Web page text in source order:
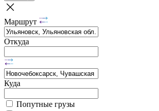
Маршрут
Откуда
Куда
Попутные грузы